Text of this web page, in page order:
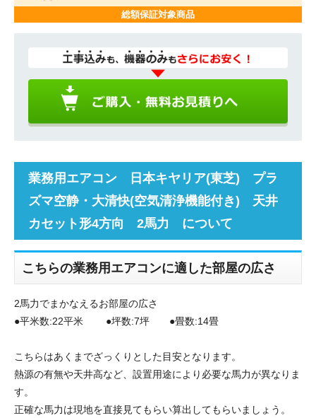
総額保証対象商品
業務用エアコン 日本キヤリア(東芝) プラ
ズマ空静・大清快(空気清浄機能付き) 天井
カセット形4方向 2馬力 について
こちらの業務用エアコンに適した部屋の広さ
2馬力でまかなえるお部屋の広さ
●平米数:22平米 ●坪数:7坪 ●畳数:14畳
こちらはあくまでざっくりとした目安となります。
熱源の有無や天井高など、設置用途により必要な馬力が異なりま
す。
正確な馬力は現地を直接見てもらい算出してもらいましょう。